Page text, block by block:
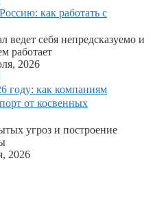
как работать с
ведет себя непредсказуемо и
работает
2026
году: как компаниям
от косвенных
угроз и построение
2026